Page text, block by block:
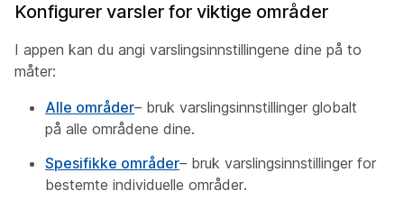
Konfigurer varsler for viktige områder
I appen kan du angi varslingsinnstillingene dine på to
måter:
Alle områder– bruk varslingsinnstillinger globalt
på alle områdene dine.
Spesifikke områder– bruk varslingsinnstillinger for
bestemte individuelle områder.